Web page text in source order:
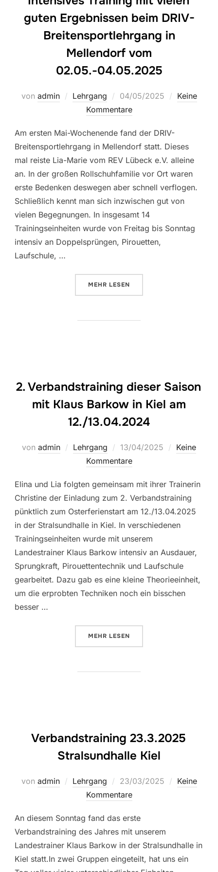
guten Ergebnissen beim DRIV-
Breitensportlehrgang in
Mellendorf vom
02.05.-04.05.2025
von admin Lehrgang
Veröffentlicht
am
04/05/2025
Keine
Kommentare
Am ersten Mai-Wochenende fand der DRIV-
Breitensportlehrgang in Mellendorf statt. Dieses
mal reiste Lia-Marie vom REV Lübeck e.V. alleine
an. In der großen Rollschuhfamilie vor Ort waren
erste Bedenken deswegen aber schnell verflogen.
Schließlich kennt man sich inzwischen gut von
vielen Begegnungen. In insgesamt 14
Trainingseinheiten wurde von Freitag bis Sonntag
intensiv an Doppelsprüngen, Pirouetten,
Laufschule, …
MEHR ÜBER “INTENSIVES TRAINING
LESEN
2. Verbandstraining dieser Saison
mit Klaus Barkow in Kiel am
12./13.04.2024
von admin Lehrgang
Veröffentlicht
am
13/04/2025
Keine
Kommentare
Elina und Lia folgten gemeinsam mit ihrer Trainerin
Christine der Einladung zum 2. Verbandstraining
pünktlich zum Osterferienstart am 12./13.04.2025
in der Stralsundhalle in Kiel. In verschiedenen
Trainingseinheiten wurde mit unserem
Landestrainer Klaus Barkow intensiv an Ausdauer,
Sprungkraft, Pirouettentechnik und Laufschule
gearbeitet. Dazu gab es eine kleine Theorieeinheit,
um die erprobten Techniken noch ein bisschen
besser …
MEHR ÜBER “2. VERBANDSTRAINING
LESEN
Verbandstraining 23.3.2025
Stralsundhalle Kiel
von admin Lehrgang
Veröffentlicht
am
23/03/2025
Keine
Kommentare
An diesem Sonntag fand das erste
Verbandstraining des Jahres mit unserem
Landestrainer Klaus Barkow in der Stralsundhalle in
Kiel statt.In zwei Gruppen eingeteilt, hat uns ein